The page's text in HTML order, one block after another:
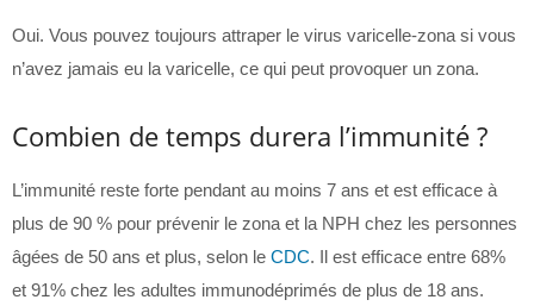
Oui. Vous pouvez toujours attraper le virus varicelle-zona si vous
n’avez jamais eu la varicelle, ce qui peut provoquer un zona.
Combien de temps durera l’immunité ?
L’immunité reste forte pendant au moins 7 ans et est efficace à
plus de 90 % pour prévenir le zona et la NPH chez les personnes
âgées de 50 ans et plus, selon le CDC. Il est efficace entre 68%
et 91% chez les adultes immunodéprimés de plus de 18 ans.